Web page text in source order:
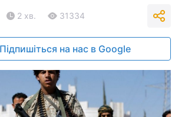
2 хв. 31334
Підпишіться на нас в Google